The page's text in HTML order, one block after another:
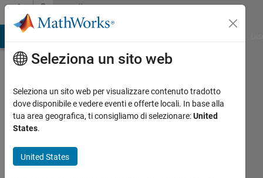
Vai al contenutoCommunity
Profile
Medical
Incubator
Tuebingen
Seleziona un sito web
Seleziona un sito web per visualizzare contenuto tradotto
dove disponibile e vedere eventi e offerte locali. In base alla
tua area geografica, ti consigliamo di selezionare:United
States.
United States